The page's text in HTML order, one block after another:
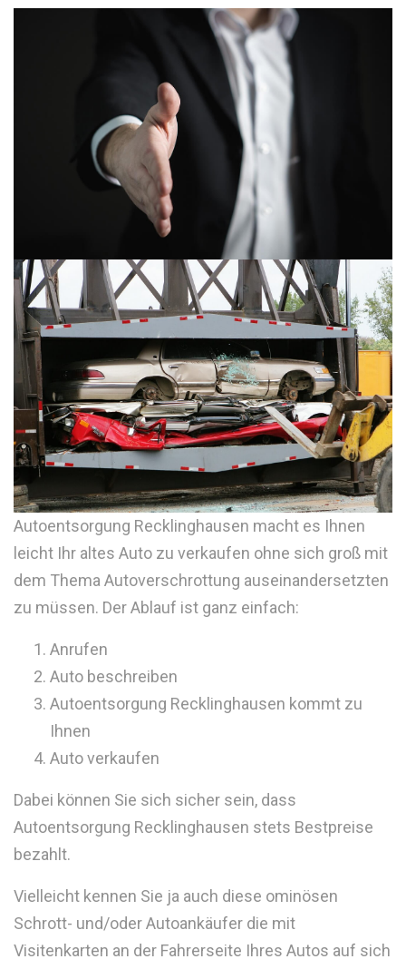
Autoentsorgung Recklinghausen macht es Ihnen
leicht Ihr altes Auto zu verkaufen ohne sich groß mit
dem Thema Autoverschrottung auseinandersetzten
zu müssen. Der Ablauf ist ganz einfach:
Anrufen
Auto beschreiben
Autoentsorgung Recklinghausen kommt zu
Ihnen
Auto verkaufen
Dabei können Sie sich sicher sein, dass
Autoentsorgung Recklinghausen stets Bestpreise
bezahlt.
Vielleicht kennen Sie ja auch diese ominösen
Schrott- und/oder Autoankäufer die mit
Visitenkarten an der Fahrerseite Ihres Autos auf sich